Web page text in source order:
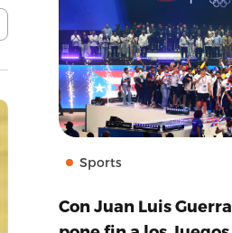
Sports
Con Juan Luis